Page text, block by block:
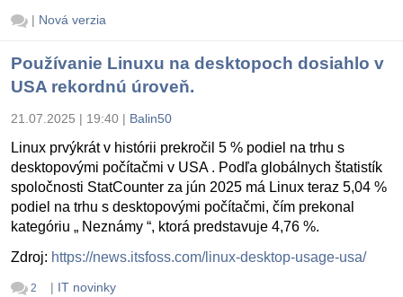
| Nová verzia
Používanie Linuxu na desktopoch dosiahlo v
USA rekordnú úroveň.
21.07.2025 | 19:40 | Balin50
Linux prvýkrát v histórii prekročil 5 % podiel na trhu s
desktopovými počítačmi v USA . Podľa globálnych štatistík
spoločnosti StatCounter za jún 2025 má Linux teraz 5,04 %
podiel na trhu s desktopovými počítačmi, čím prekonal
kategóriu „ Neznámy “, ktorá predstavuje 4,76 %.
Zdroj: https://news.itsfoss.com/linux-desktop-usage-usa/
2 | IT novinky